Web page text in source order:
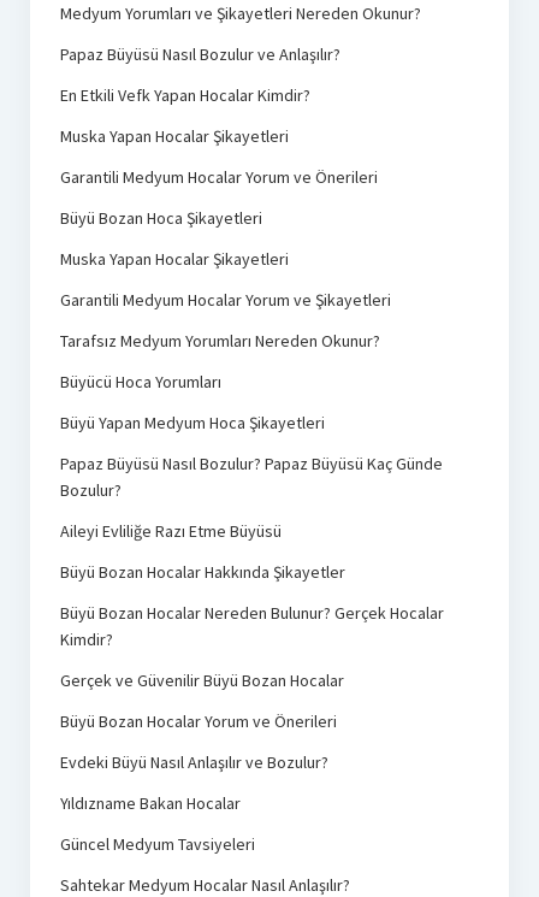
Medyum Yorumları ve Şikayetleri Nereden Okunur?
Papaz Büyüsü Nasıl Bozulur ve Anlaşılır?
En Etkili Vefk Yapan Hocalar Kimdir?
Muska Yapan Hocalar Şikayetleri
Garantili Medyum Hocalar Yorum ve Önerileri
Büyü Bozan Hoca Şikayetleri
Muska Yapan Hocalar Şikayetleri
Garantili Medyum Hocalar Yorum ve Şikayetleri
Tarafsız Medyum Yorumları Nereden Okunur?
Büyücü Hoca Yorumları
Büyü Yapan Medyum Hoca Şikayetleri
Papaz Büyüsü Nasıl Bozulur? Papaz Büyüsü Kaç Günde
Bozulur?
Aileyi Evliliğe Razı Etme Büyüsü
Büyü Bozan Hocalar Hakkında Şikayetler
Büyü Bozan Hocalar Nereden Bulunur? Gerçek Hocalar
Kimdir?
Gerçek ve Güvenilir Büyü Bozan Hocalar
Büyü Bozan Hocalar Yorum ve Önerileri
Evdeki Büyü Nasıl Anlaşılır ve Bozulur?
Yıldızname Bakan Hocalar
Güncel Medyum Tavsiyeleri
Sahtekar Medyum Hocalar Nasıl Anlaşılır?